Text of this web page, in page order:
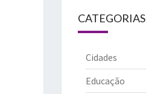
CATEGORIAS
Cidades
Educação